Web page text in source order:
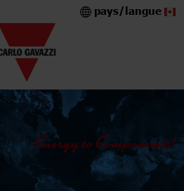
pays/langue